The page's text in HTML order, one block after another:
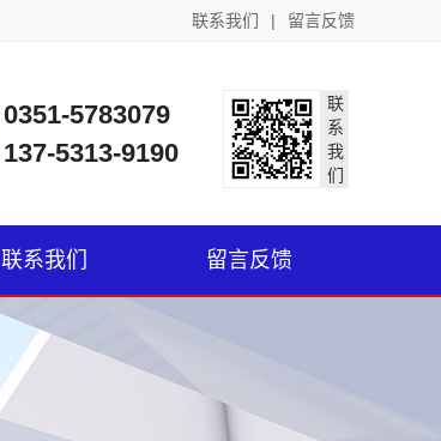
联系我们 | 留言反馈
联
系
我
们
0351-5783079
137-5313-9190
联系我们 留言反馈